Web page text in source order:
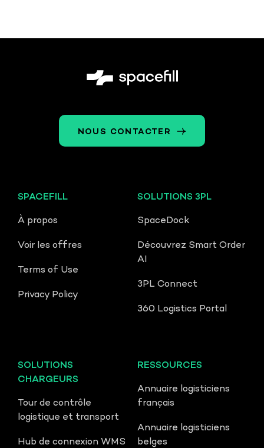
NOUS CONTACTER
SPACEFILL
À propos
Voir les offres
Terms of Use
Privacy Policy
SOLUTIONS 3PL
SpaceDock
Découvrez Smart Order
AI
3PL Connect
360 Logistics Portal
SOLUTIONS
CHARGEURS
Tour de contrôle
logistique et transport
Hub de connexion WMS
RESSOURCES
Annuaire logisticiens
français
Annuaire logisticiens
belges